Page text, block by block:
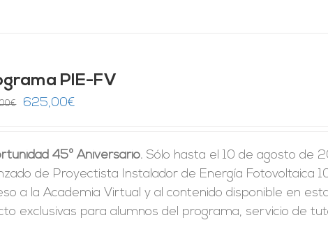
PIE-FV
€
El
era:
1.250,00€.
625,00€
es:
625,00€.
45º Aniversario. Sólo hasta el 10 de agosto de
de Proyectista Instalador de Energía Fotovoltaica
a la Academia Virtual y al contenido disponible en
exclusivas para alumnos del programa, servicio de